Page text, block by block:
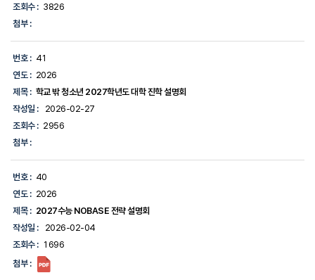
조회수 : 3826
첨부 :
번호 : 41
연도 : 2026
제목 : 학교 밖 청소년 2027학년도 대학 진학 설명회
작성일 :
2026-02-27
조회수 : 2956
첨부 :
번호 : 40
연도 : 2026
제목 : 2027수능 NOBASE 전략 설명회
작성일 :
2026-02-04
조회수 : 1696
첨부 :